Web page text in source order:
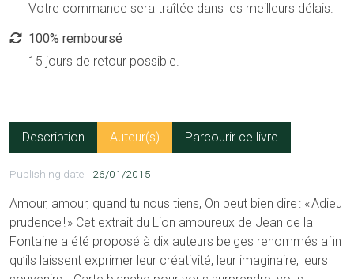
Votre commande sera traîtée dans les meilleurs délais.
100% remboursé
15 jours de retour possible.
Description Auteur(s) Parcourir ce livre
Publishing date 26/01/2015
Amour, amour, quand tu nous tiens, On peut bien dire : « Adieu
prudence ! » Cet extrait du Lion amoureux de Jean de la
Fontaine a été proposé à dix auteurs belges renommés afin
qu’ils laissent exprimer leur créativité, leur imaginaire, leurs